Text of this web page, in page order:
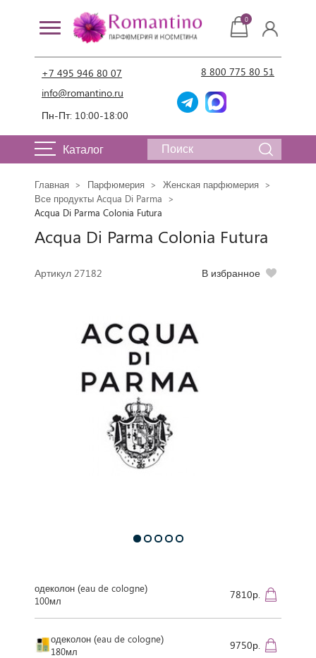
+7 495 946 80 07
info@romantino.ru
Пн-Пт: 10:00-18:00
8 800 775 80 51
0
Каталог
Главная Парфюмерия
Женская парфюмерия
Все продукты Acqua Di Parma
Acqua Di Parma Colonia Futura
Acqua Di Parma Colonia Futura
Артикул 27182 В избранное
одеколон (eau de cologne)
100мл
7810р.
одеколон (eau de cologne)
180мл
9750р.